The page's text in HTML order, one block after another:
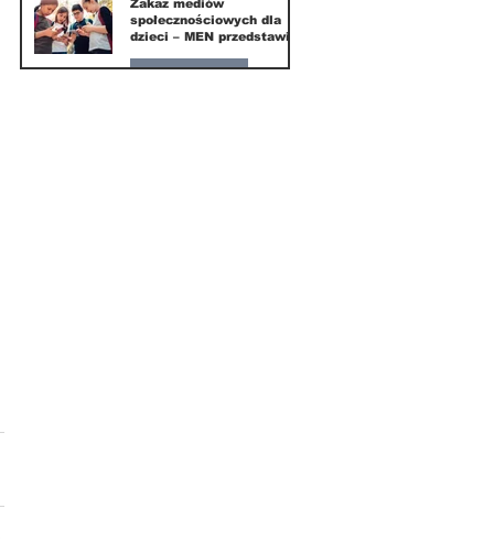
1 mar
Zakaz mediów
społecznościowych dla
dzieci – MEN przedstawia
Nasze miasto